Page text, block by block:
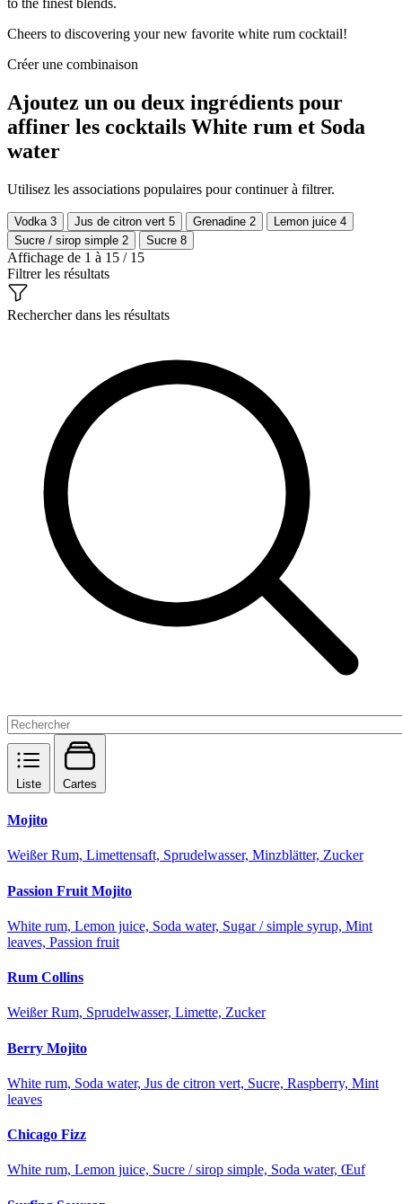
to the finest blends.
Cheers to discovering your new favorite white rum cocktail!
Créer une combinaison
Ajoutez un ou deux ingrédients pour
affiner les cocktails White rum et Soda
water
Utilisez les associations populaires pour continuer à filtrer.
Vodka 3 Jus de citron vert 5 Grenadine 2 Lemon juice 4
Sucre / sirop simple 2 Sucre 8
Affichage de 1 à 15 / 15
Filtrer les résultats
Rechercher dans les résultats
Liste Cartes
Mojito
Weißer Rum, Limettensaft, Sprudelwasser, Minzblätter, Zucker
Passion Fruit Mojito
White rum, Lemon juice, Soda water, Sugar / simple syrup, Mint
leaves, Passion fruit
Rum Collins
Weißer Rum, Sprudelwasser, Limette, Zucker
Berry Mojito
White rum, Soda water, Jus de citron vert, Sucre, Raspberry, Mint
leaves
Chicago Fizz
White rum, Lemon juice, Sucre / sirop simple, Soda water, Œuf